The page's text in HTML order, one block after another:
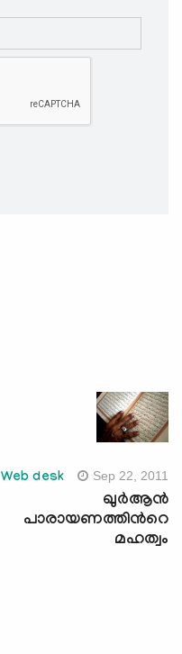
Web desk Sep 22, 2011
ഖുര്‍ആന്‍
പാരായണത്തിന്‍റെ
മഹത്വം